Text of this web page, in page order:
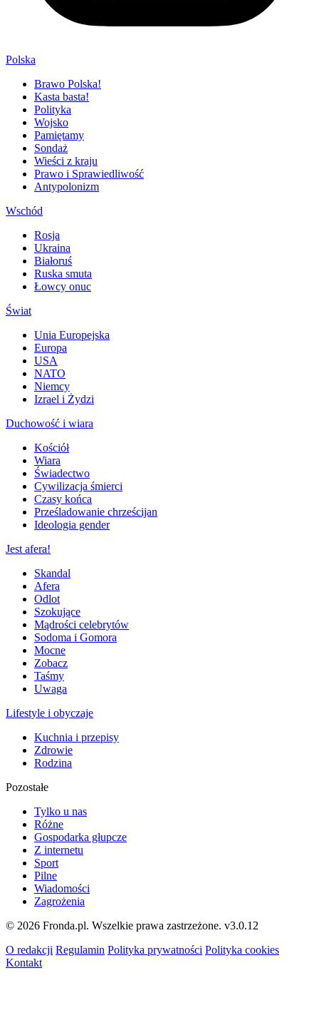
Polska
Brawo Polska!
Kasta basta!
Polityka
Wojsko
Pamiętamy
Sondaż
Wieści z kraju
Prawo i Sprawiedliwość
Antypolonizm
Wschód
Rosja
Ukraina
Białoruś
Ruska smuta
Łowcy onuc
Świat
Unia Europejska
Europa
USA
NATO
Niemcy
Izrael i Żydzi
Duchowość i wiara
Kościół
Wiara
Świadectwo
Cywilizacja śmierci
Czasy końca
Prześladowanie chrześcijan
Ideologia gender
Jest afera!
Skandal
Afera
Odlot
Szokujące
Mądrości celebrytów
Sodoma i Gomora
Mocne
Zobacz
Taśmy
Uwaga
Lifestyle i obyczaje
Kuchnia i przepisy
Zdrowie
Rodzina
Pozostałe
Tylko u nas
Różne
Gospodarka głupcze
Z internetu
Sport
Pilne
Wiadomości
Zagrożenia
© 2026 Fronda.pl. Wszelkie prawa zastrzeżone. v3.0.12
O redakcji Regulamin Polityka prywatności Polityka cookies
Kontakt